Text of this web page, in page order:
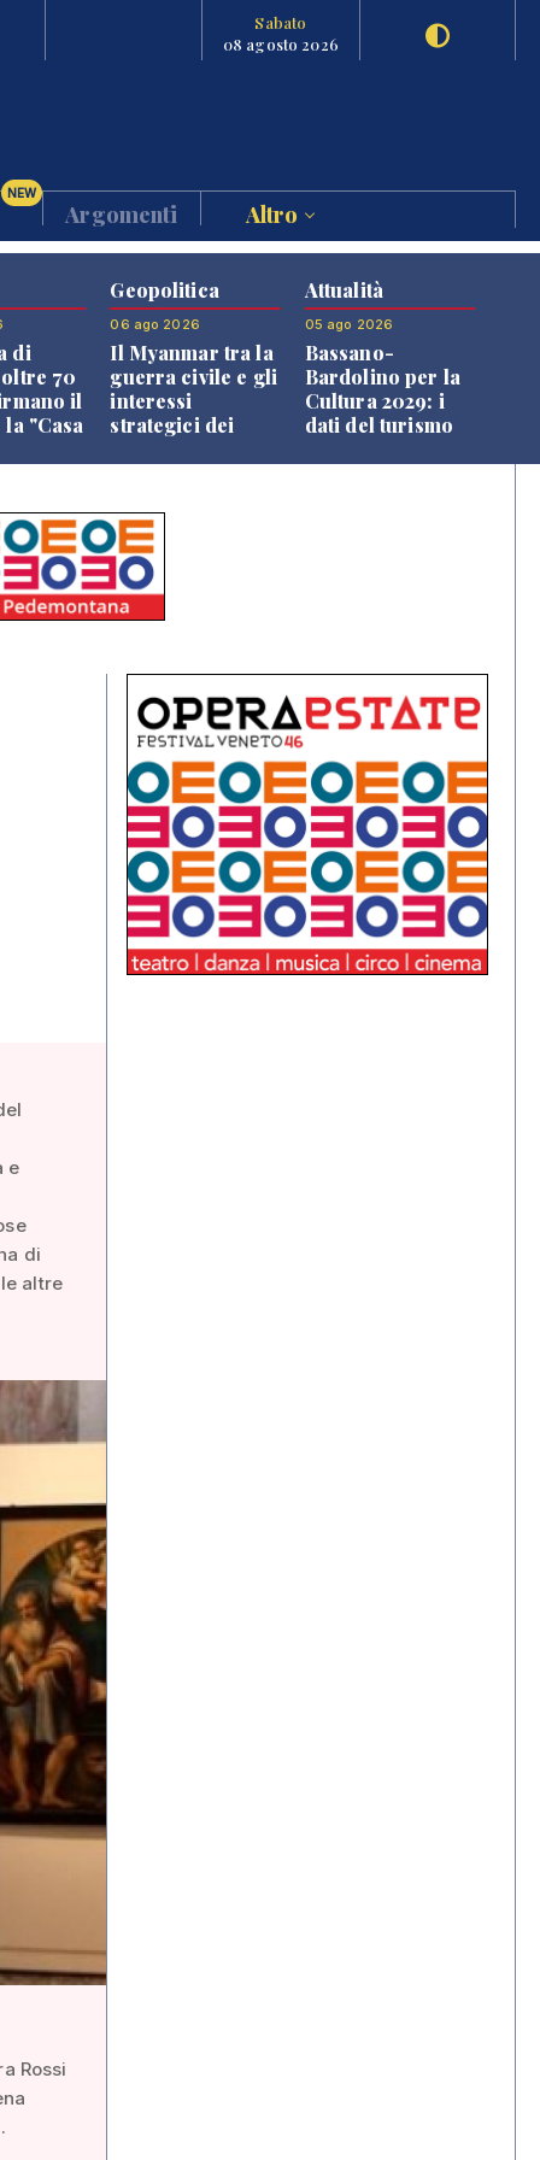
Sabato
08 agosto 2026
NEW
Argomenti Altro
di
70
il
"Casa
Geopolitica
06 ago 2026
Il Myanmar tra la
guerra civile e gli
interessi
strategici dei
Attualità
05 ago 2026
Bassano-
Bardolino per la
Cultura 2029: i
dati del turismo
e
di
altre
Rossi